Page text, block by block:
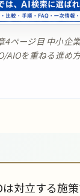
4ページ目 中小企
AIOを重ねる進め
対立する施